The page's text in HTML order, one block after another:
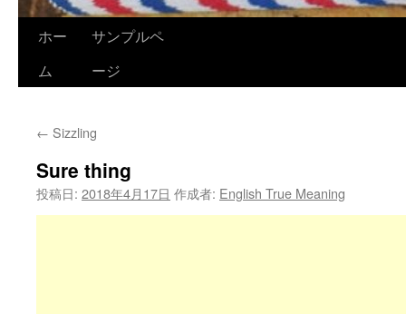
ホー
ム
サンプルペ
ージ
← Sizzling
Sure thing
投稿日: 2018年4月17日 作成者: English True Meaning